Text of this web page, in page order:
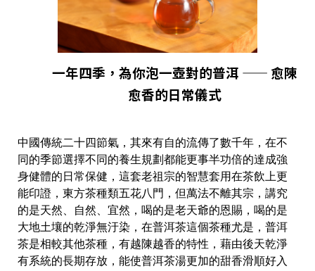
一年四季，為你泡一壺對的普洱 —— 愈陳
愈香的日常儀式
中國傳統二十四節氣，其來有自的流傳了數千年，在不
同的季節選擇不同的養生規劃都能更事半功倍的達成強
身健體的日常保健，這套老祖宗的智慧套用在茶飲上更
能印證，東方茶種類五花八門，但萬法不離其宗，講究
的是天然、自然、宜然，喝的是老天爺的恩賜，喝的是
大地土壤的乾淨無汙染，在普洱茶這個茶種尤是，普洱
茶是相較其他茶種，有越陳越香的特性，藉由後天乾淨
有系統的長期存放，能使普洱茶湯更加的甜香滑順好入